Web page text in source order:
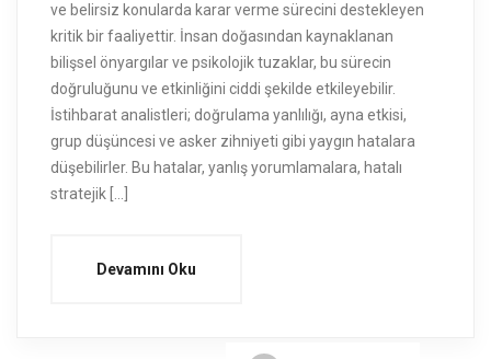
ve belirsiz konularda karar verme sürecini destekleyen
kritik bir faaliyettir. İnsan doğasından kaynaklanan
bilişsel önyargılar ve psikolojik tuzaklar, bu sürecin
doğruluğunu ve etkinliğini ciddi şekilde etkileyebilir.
İstihbarat analistleri; doğrulama yanlılığı, ayna etkisi,
grup düşüncesi ve asker zihniyeti gibi yaygın hatalara
düşebilirler. Bu hatalar, yanlış yorumlamalara, hatalı
stratejik […]
Devamını Oku